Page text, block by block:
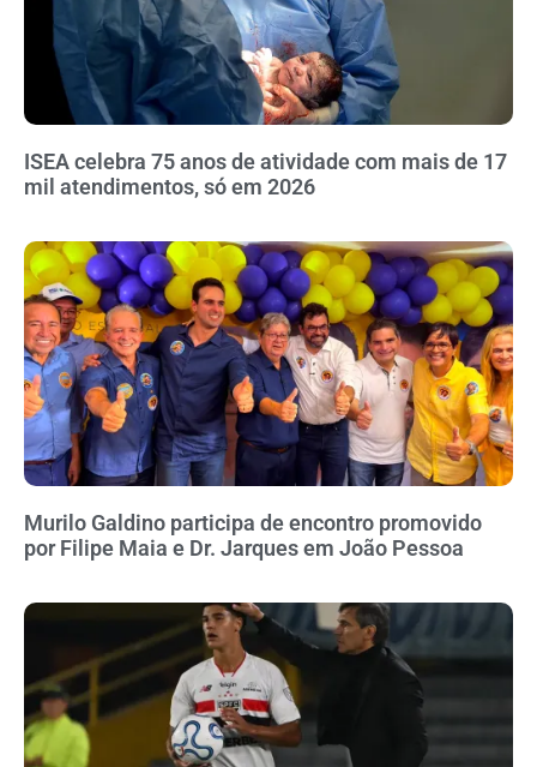
ISEA celebra 75 anos de atividade com mais de 17
mil atendimentos, só em 2026
Murilo Galdino participa de encontro promovido
por Filipe Maia e Dr. Jarques em João Pessoa